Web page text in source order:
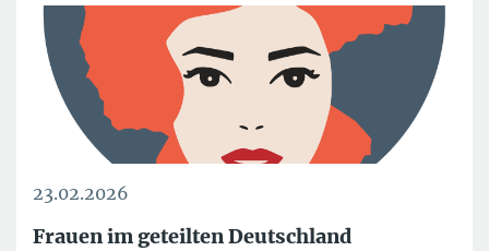
23.02.2026
Frauen im geteilten Deutschland